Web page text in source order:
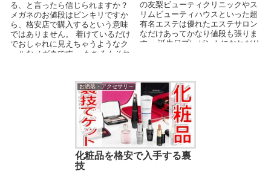
る、と言ったら信じられますか？
メガネのお値段はピンキリですか
ら、格安店で購入するという意味
ではありません。 着けているだけ
でおしゃれに見えちゃうようなク
ールなメガネです。 もちろんそれ
の友梨ビューティクリニックやス
リムビューティハウスといった超
有名エステは優れたエステサロン
なだけあってかなり値段も張りま
す。 誕生日プレゼントにおねだり
お洒落・アクセサリー
化粧品を格安で入手する裏
技